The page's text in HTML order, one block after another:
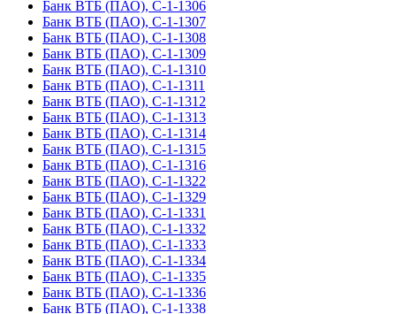
Банк ВТБ (ПАО), С-1-1306
Банк ВТБ (ПАО), С-1-1307
Банк ВТБ (ПАО), С-1-1308
Банк ВТБ (ПАО), С-1-1309
Банк ВТБ (ПАО), С-1-1310
Банк ВТБ (ПАО), С-1-1311
Банк ВТБ (ПАО), С-1-1312
Банк ВТБ (ПАО), С-1-1313
Банк ВТБ (ПАО), С-1-1314
Банк ВТБ (ПАО), С-1-1315
Банк ВТБ (ПАО), С-1-1316
Банк ВТБ (ПАО), С-1-1322
Банк ВТБ (ПАО), С-1-1329
Банк ВТБ (ПАО), С-1-1331
Банк ВТБ (ПАО), С-1-1332
Банк ВТБ (ПАО), С-1-1333
Банк ВТБ (ПАО), С-1-1334
Банк ВТБ (ПАО), С-1-1335
Банк ВТБ (ПАО), С-1-1336
Банк ВТБ (ПАО), С-1-1338